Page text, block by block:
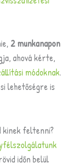
2 munkanapon
ahová kérte,
módoknak.
lehetőségre is
kinek feltenni?
időn belül